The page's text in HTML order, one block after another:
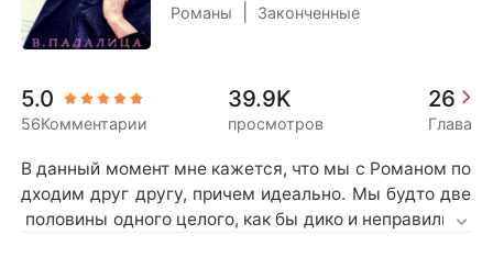
Выйти
Скачать приложение
Романы
Миллиард
Короткие Рассказы
Романы Законченные
5.0
56Комментарии
39.9K
просмотров
26
Глава
В данный момент мне кажется, что мы с Романом по
дходим друг другу, причем идеально. Мы будто две
половины одного целого, как бы дико и неправильно